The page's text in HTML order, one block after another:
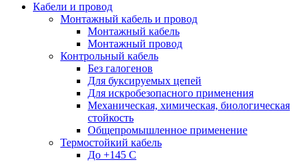
Кабели и провод
Монтажный кабель и провод
Монтажный кабель
Монтажный провод
Контрольный кабель
Без галогенов
Для буксируемых цепей
Для искробезопасного применения
Механическая, химическая, биологическая
стойкость
Общепромышленное применение
Термостойкий кабель
До +145 С